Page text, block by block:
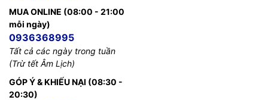
MUA ONLINE (08:00 - 21:00
mỗi ngày)
0936368995
Tất cả các ngày trong tuần
(Trừ tết Âm Lịch)
GÓP Ý & KHIẾU NẠI (08:30 -
20:30)